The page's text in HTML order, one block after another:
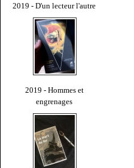
2019 - D'un lecteur l'autre
2019 - Hommes et
engrenages